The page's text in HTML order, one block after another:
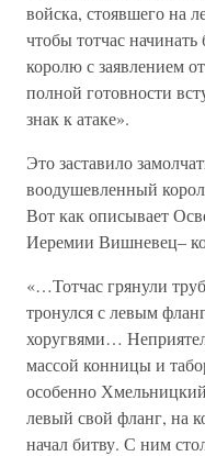
войска, стоявшего на
чтобы тотчас
королю с заявлением
полной готовности
знак к атаке».
Это заставило
воодушевленный
Вот как описывает
Иеремии Вишневец–
«…Тотчас грянули
тронулся с левым
хоругвями…
массой конницы и
особенно
левый свой фланг, на
начал битву. С ним